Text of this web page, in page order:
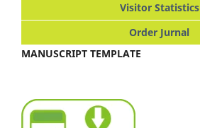
Visitor Statistics
Order Jurnal
MANUSCRIPT TEMPLATE